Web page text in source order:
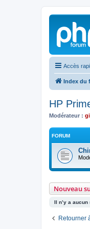
Accès
Index du
HP
Modérateur :
FORUM
Nouveau
Il n’y a
Retourner